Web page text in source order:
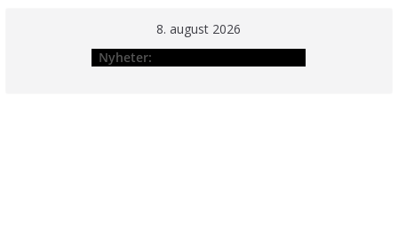
8. august 2026
Nyheter: